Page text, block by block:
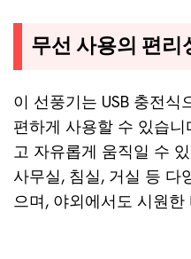
무선 사용의 편리
이 선풍기는 USB 충전
편하게 사용할 수 있습
고 자유롭게 움직일 수
사무실, 침실, 거실 등 다
으며, 야외에서도 시원